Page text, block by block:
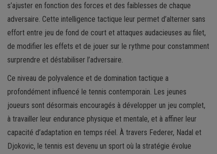
s’ajuster en fonction des forces et des faiblesses de chaque
adversaire. Cette intelligence tactique leur permet d’alterner sans
effort entre jeu de fond de court et attaques audacieuses au filet,
de modifier les effets et de jouer sur le rythme pour constamment
surprendre et déstabiliser l’adversaire.
Ce niveau de polyvalence et de domination tactique a
profondément influencé le tennis contemporain. Les jeunes
joueurs sont désormais encouragés à développer un jeu complet,
à travailler leur endurance physique et mentale, et à affiner leur
capacité d’adaptation en temps réel. À travers Federer, Nadal et
Djokovic, le tennis est devenu un sport où la stratégie évolue